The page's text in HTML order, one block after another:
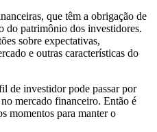
que têm a obrigação de
do patrimônio dos investidores.
sobre expectativas,
e outras características do
de investidor pode passar por
mercado financeiro. Então é
momentos para manter o